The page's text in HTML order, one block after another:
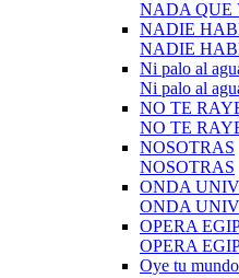
NADA QUE
NADIE
NADIE
Ni palo al
Ni palo al
NO TE
NO TE
NOSOTRAS
NOSOTRAS
ONDA
ONDA
OPERA
OPERA
Oye tu mundo